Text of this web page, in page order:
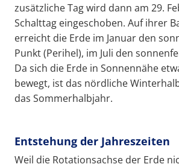
zusätzliche Tag wird dann am 29.
Schalttag eingeschoben. Auf ihrer
erreicht die Erde im Januar den
Punkt (Perihel), im Juli den
Da sich die Erde in Sonnennähe
bewegt, ist das nördliche
das Sommerhalbjahr.
Entstehung der Jahreszeiten
Weil die Rotationsachse der Erde